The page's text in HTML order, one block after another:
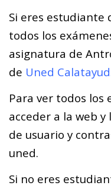
Si eres estudiante
todos los
asignatura de
de Uned
Para ver todos los
acceder a la web
de usuario y
uned.
Si no eres